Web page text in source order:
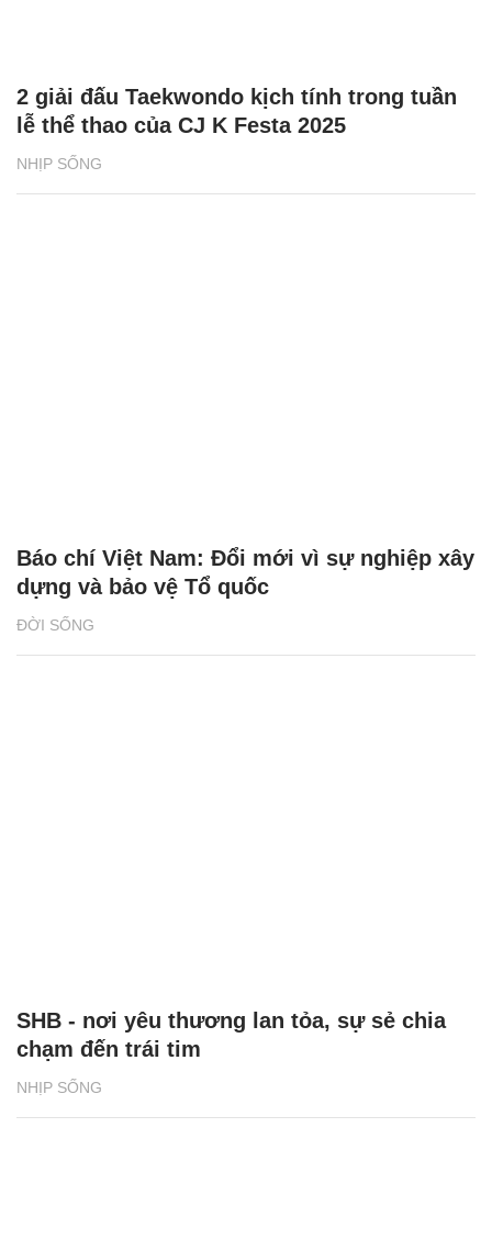
NHỊP SỐNG
2 giải đấu Taekwondo kịch tính trong tuần
lễ thể thao của CJ K Festa 2025
ĐỜI SỐNG
Báo chí Việt Nam: Đổi mới vì sự nghiệp xây
dựng và bảo vệ Tổ quốc
NHỊP SỐNG
SHB - nơi yêu thương lan tỏa, sự sẻ chia
chạm đến trái tim